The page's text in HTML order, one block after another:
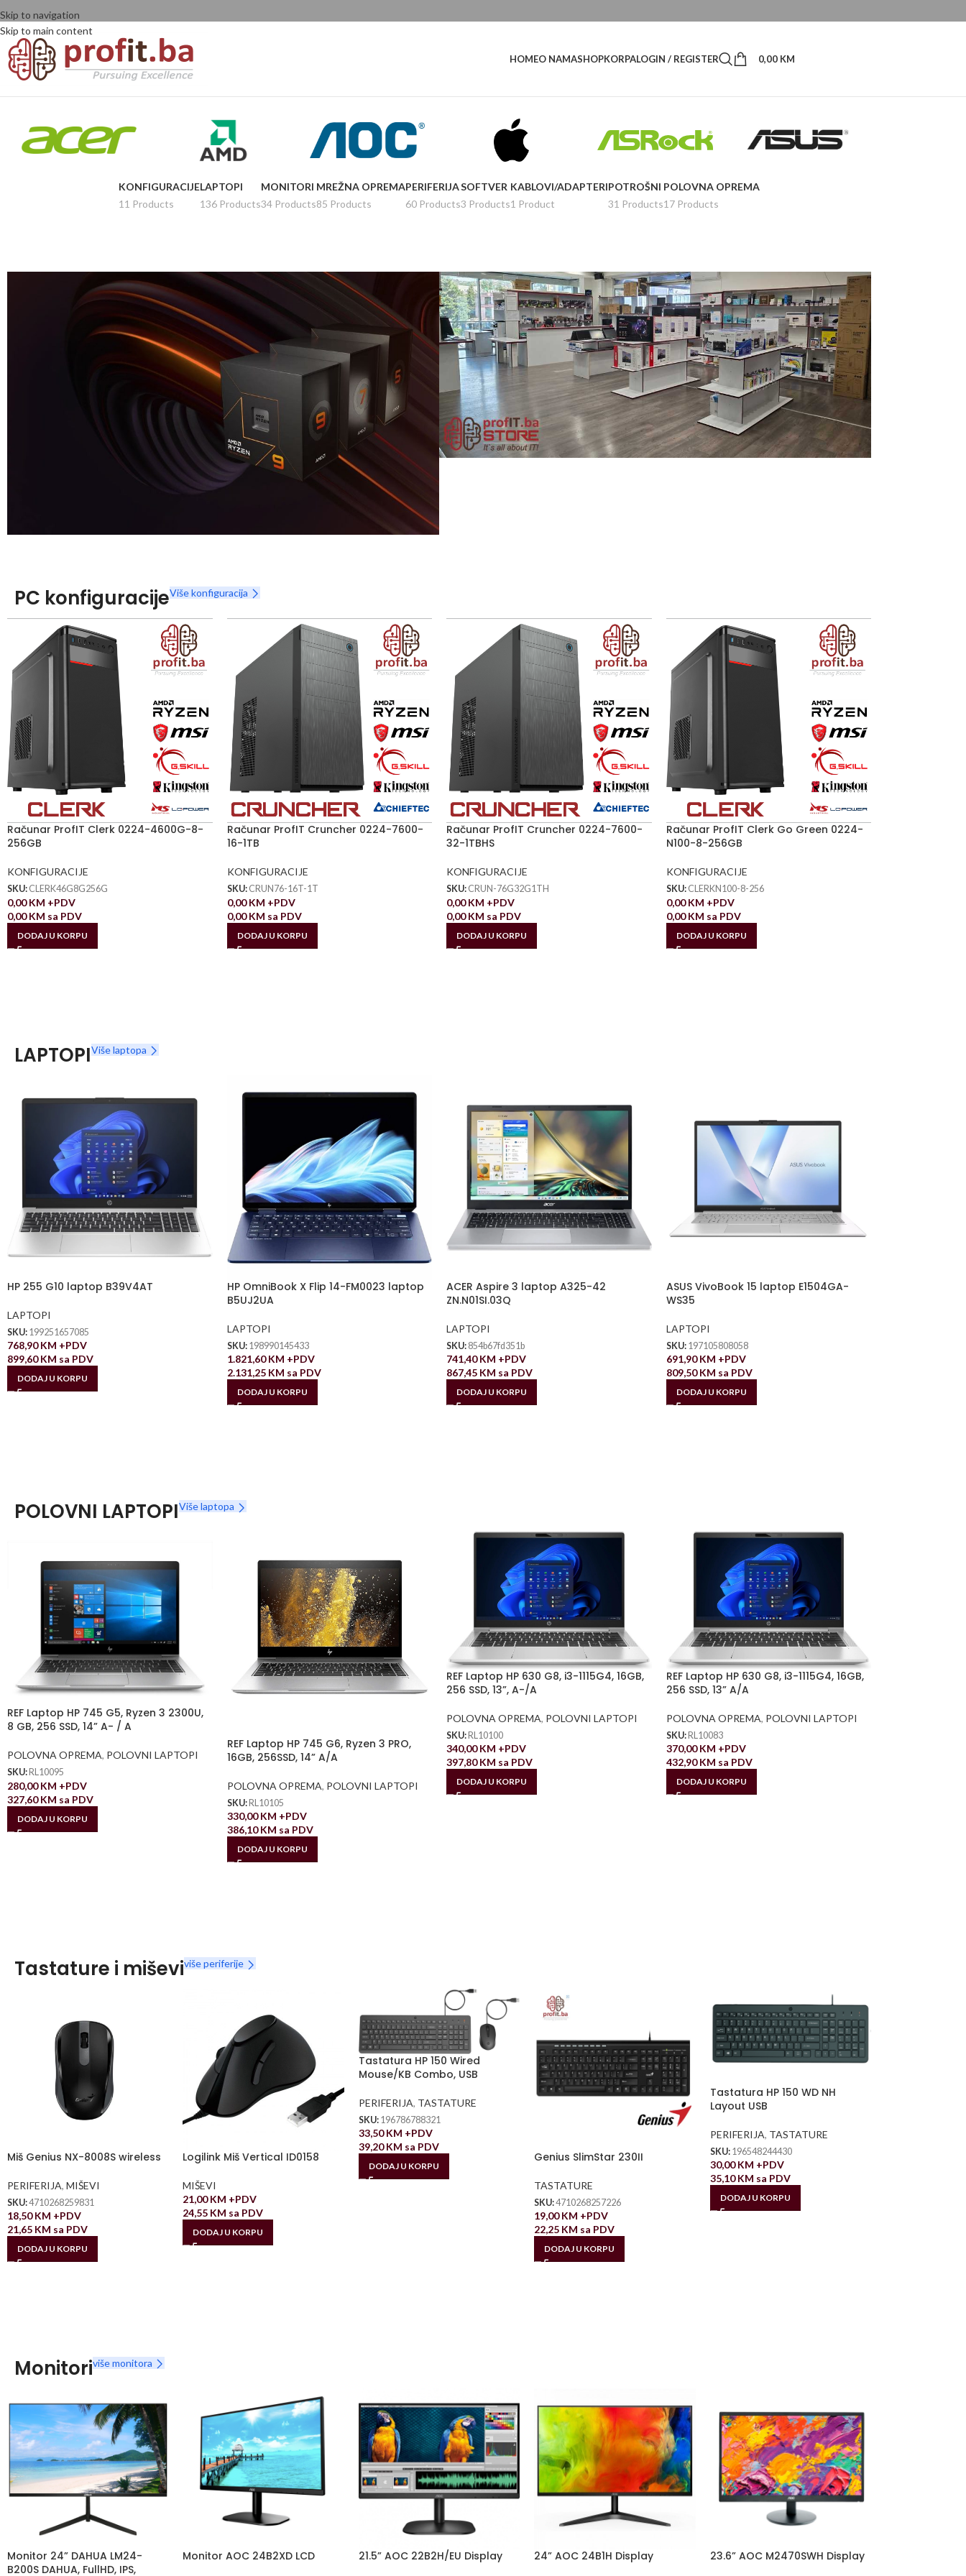
Skip to navigation
Skip to main content
HOMEO NAMASHOPKORPALOGIN / REGISTER 0,00 KM
KONFIGURACIJE
11 Products
LAPTOPI
136 Products
MONITORI
34 Products
MREŽNA OPREMA
85 Products
PERIFERIJA
60 Products
SOFTVER
3 Products
KABLOVI/ADAPTERI
1 Product
POTROŠNI
31 Products
POLOVNA OPREMA
17 Products
Nova Ryzen 7000 serija
PC konfiguracijeViše konfiguracija
Računar ProfIT Clerk 0224-4600G-8-
256GB
KONFIGURACIJE
SKU: CLERK46G8G256G
0,00KM +PDV
0,00KM sa PDV
DODAJ U KORPU
Računar ProfIT Cruncher 0224-7600-
16-1TB
KONFIGURACIJE
SKU: CRUN76-16T-1T
0,00KM +PDV
0,00KM sa PDV
DODAJ U KORPU
Računar ProfIT Cruncher 0224-7600-
32-1TBHS
KONFIGURACIJE
SKU: CRUN-76G32G1TH
0,00KM +PDV
0,00KM sa PDV
DODAJ U KORPU
Računar ProfIT Clerk Go Green 0224-
N100-8-256GB
KONFIGURACIJE
SKU: CLERKN100-8-256
0,00KM +PDV
0,00KM sa PDV
DODAJ U KORPU
LAPTOPIViše laptopa
HP 255 G10 laptop B39V4AT
LAPTOPI
SKU: 199251657085
768,90KM +PDV
899,60KM sa PDV
DODAJ U KORPU
HP OmniBook X Flip 14-FM0023 laptop
B5UJ2UA
LAPTOPI
SKU: 198990145433
1.821,60KM +PDV
2.131,25 KM sa PDV
DODAJ U KORPU
ACER Aspire 3 laptop A325-42
ZN.N01SI.03Q
LAPTOPI
SKU: 854b67fd351b
741,40KM +PDV
867,45 KM sa PDV
DODAJ U KORPU
ASUS VivoBook 15 laptop E1504GA-
WS35
LAPTOPI
SKU: 197105808058
691,90KM +PDV
809,50KM sa PDV
DODAJ U KORPU
POLOVNI LAPTOPIViše laptopa
REF Laptop HP 745 G5, Ryzen 3 2300U,
8 GB, 256 SSD, 14” A- / A
POLOVNA OPREMA, POLOVNI LAPTOPI
SKU: RL10095
280,00KM +PDV
327,60KM sa PDV
DODAJ U KORPU
REF Laptop HP 745 G6, Ryzen 3 PRO,
16GB, 256SSD, 14” A/A
POLOVNA OPREMA, POLOVNI LAPTOPI
SKU: RL10105
330,00KM +PDV
386,10KM sa PDV
DODAJ U KORPU
REF Laptop HP 630 G8, i3-1115G4, 16GB,
256 SSD, 13”, A-/A
POLOVNA OPREMA, POLOVNI LAPTOPI
SKU: RL10100
340,00KM +PDV
397,80KM sa PDV
DODAJ U KORPU
REF Laptop HP 630 G8, i3-1115G4, 16GB,
256 SSD, 13” A/A
POLOVNA OPREMA, POLOVNI LAPTOPI
SKU: RL10083
370,00KM +PDV
432,90KM sa PDV
DODAJ U KORPU
Tastature i miševiviše periferije
Miš Genius NX-8008S wireless
PERIFERIJA, MIŠEVI
SKU:4710268259831
18,50KM +PDV
21,65 KM sa PDV
DODAJ U KORPU
Logilink Miš Vertical ID0158
MIŠEVI
21,00KM +PDV
24,55 KM sa PDV
DODAJ U KORPU
Tastatura HP 150 Wired
Mouse/KB Combo, USB
PERIFERIJA, TASTATURE
SKU: 196786788321
33,50KM +PDV
39,20KM sa PDV
DODAJ U KORPU
Genius SlimStar 230II
TASTATURE
SKU:4710268257226
19,00KM +PDV
22,25 KM sa PDV
DODAJ U KORPU
Tastatura HP 150 WD NH
Layout USB
PERIFERIJA, TASTATURE
SKU: 196548244430
30,00KM +PDV
35,10KM sa PDV
DODAJ U KORPU
Monitoriviše monitora
Monitor 24” DAHUA LM24-
B200S DAHUA, FullHD, IPS,
Monitor AOC 24B2XD LCD 21.5” AOC 22B2H/EU Display 24” AOC 24B1H Display 23.6” AOC M2470SWH Display